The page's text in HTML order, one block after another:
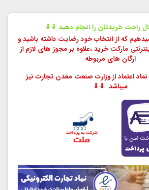
راحت خریدتان را انجام دهید ⇓⇓
که از انتخاب خود رضایت داشته باشید و
مارکت خرید ،علاوه بر مجوز های لازم از
ارگان های مربوطه
اعتماد از وزارت صنعت معدن تجارت نیز
میباشد ⇓⇓